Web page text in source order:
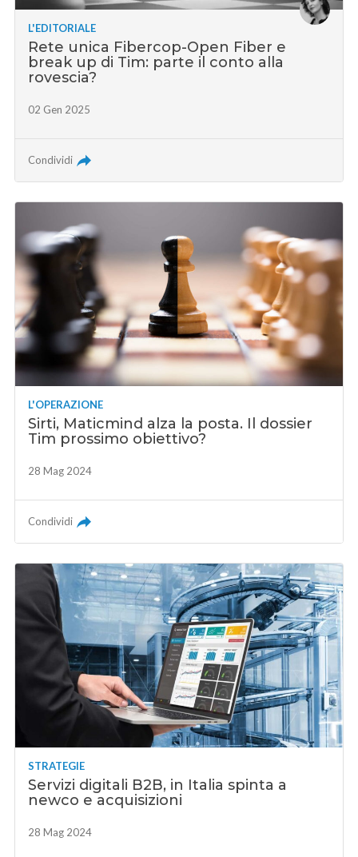
L'EDITORIALE
Rete unica Fibercop-Open Fiber e
break up di Tim: parte il conto alla
rovescia?
02 Gen 2025
Condividi
L'OPERAZIONE
Sirti, Maticmind alza la posta. Il dossier
Tim prossimo obiettivo?
28 Mag 2024
Condividi
STRATEGIE
Servizi digitali B2B, in Italia spinta a
newco e acquisizioni
28 Mag 2024